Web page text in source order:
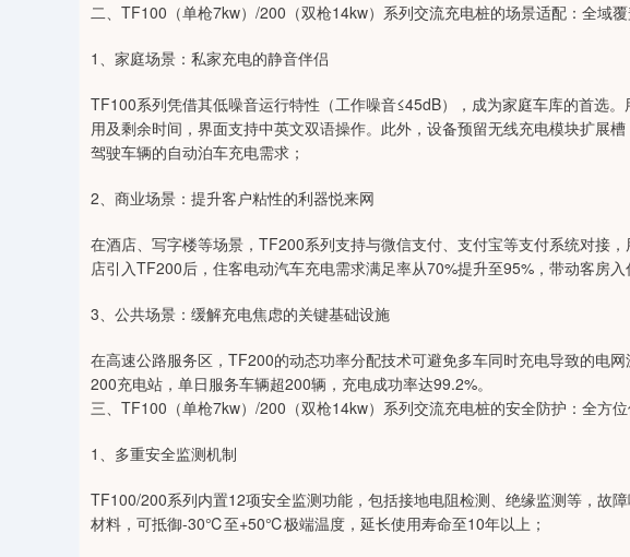
二、TF100（单枪7kw）/200（双枪14kw）系列交流充电桩的场景适配：全域
1、家庭场景：私家充电的静音伴侣
TF100系列凭借其低噪音运行特性（工作噪音≤45dB），成为家庭车库的首选
用及剩余时间，界面支持中英文双语操作。此外，设备预留无线充电模块扩展
驾驶车辆的自动泊车充电需求；
2、商业场景：提升客户粘性的利器悦来网
在酒店、写字楼等场景，TF200系列支持与微信支付、支付宝等支付系统对接
店引入TF200后，住客电动汽车充电需求满足率从70%提升至95%，带动客房入
3、公共场景：缓解充电焦虑的关键基础设施
在高速公路服务区，TF200的动态功率分配技术可避免多车同时充电导致的电
200充电站，单日服务车辆超200辆，充电成功率达99.2%。
三、TF100（单枪7kw）/200（双枪14kw）系列交流充电桩的安全防护：全方
1、多重安全监测机制
TF100/200系列内置12项安全监测功能，包括接地电阻检测、绝缘监测等，故
材料，可抵御-30℃至+50℃极端温度，延长使用寿命至10年以上；